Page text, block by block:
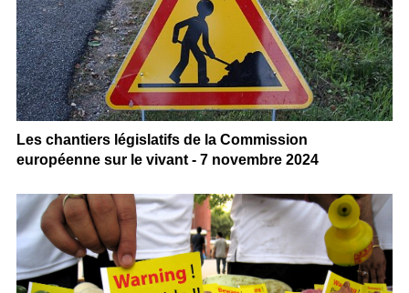
Les chantiers législatifs de la Commission
européenne sur le vivant - 7 novembre 2024